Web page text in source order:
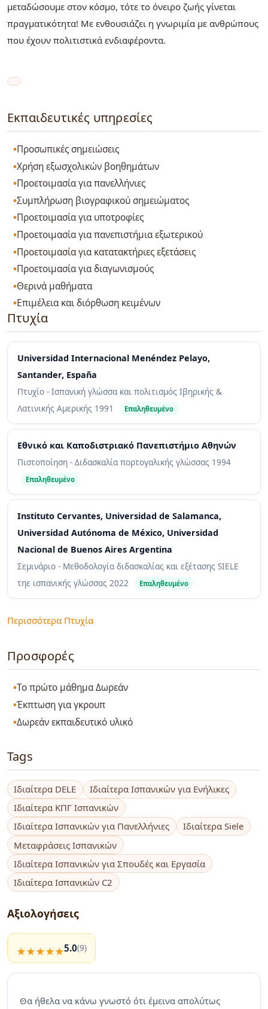
μεταδώσουμε στον κόσμο, τότε το όνειρο ζωής γίνεται
πραγματικότητα! Με ενθουσιάζει η γνωριμία με ανθρώπους
που έχουν πολιτιστικά ενδιαφέροντα.
Εκπαιδευτικές υπηρεσίες
Προσωπικές σημειώσεις
Χρήση εξωσχολικών βοηθημάτων
Προετοιμασία για πανελλήνιες
Συμπλήρωση βιογραφικού σημειώματος
Προετοιμασία για υποτροφίες
Προετοιμασία για πανεπιστήμια εξωτερικού
Προετοιμασία για κατατακτήριες εξετάσεις
Προετοιμασία για διαγωνισμούς
Θερινά μαθήματα
Επιμέλεια και διόρθωση κειμένων
Πτυχία
Universidad Internacional Menéndez Pelayo,
Santander, España
Πτυχίο - Ισπανική γλώσσα και πολιτισμός Ιβηρικής &
Λατινικής Αμερικής 1991 Επαληθευμένο
Εθνικό και Καποδιστριακό Πανεπιστήμιο Αθηνών
Πιστοποίηση - Διδασκαλία πορτογαλικής γλώσσας 1994
Επαληθευμένο
Instituto Cervantes, Universidad de Salamanca,
Universidad Autónoma de México, Universidad
Nacional de Buenos Aires Argentina
Σεμινάριο - Μεθοδολογία διδασκαλίας και εξέτασης SIELE
τηε ισπανικής γλώσσας 2022 Επαληθευμένο
Περισσότερα Πτυχία
Προσφορές
Το πρώτο μάθημα Δωρεάν
Έκπτωση για γκρουπ
Δωρεάν εκπαιδευτικό υλικό
Tags
Ιδιαίτερα DELE
Ιδιαίτερα Ισπανικών για Ενήλικες
Ιδιαίτερα ΚΠΓ Ισπανικών
Ιδιαίτερα Ισπανικών για Πανελλήνιες
Ιδιαίτερα Siele
Μεταφράσεις Ισπανικών
Ιδιαίτερα Ισπανικών για Σπουδές και Εργασία
Ιδιαίτερα Ισπανικών C2
Αξιολογήσεις
5.0(9)
Θα ήθελα να κάνω γνωστό ότι έμεινα απολύτως